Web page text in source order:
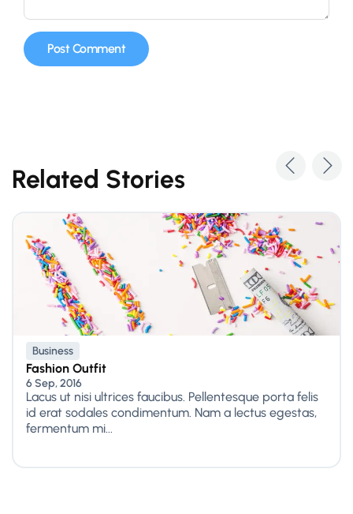
Related Stories
Business
Fashion Outfit
6 Sep, 2016
Lacus ut nisi ultrices faucibus. Pellentesque porta felis
id erat sodales condimentum. Nam a lectus egestas,
fermentum mi...